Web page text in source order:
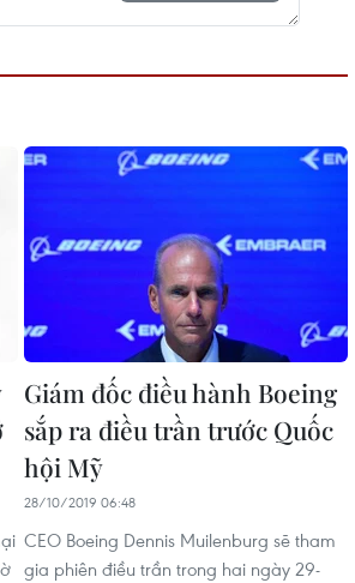
Giám đốc điều hành Boeing
sắp ra điều trần trước Quốc
hội Mỹ
28/10/2019 06:48
CEO Boeing Dennis Muilenburg sẽ tham
gia phiên điều trần trong hai ngày 29-